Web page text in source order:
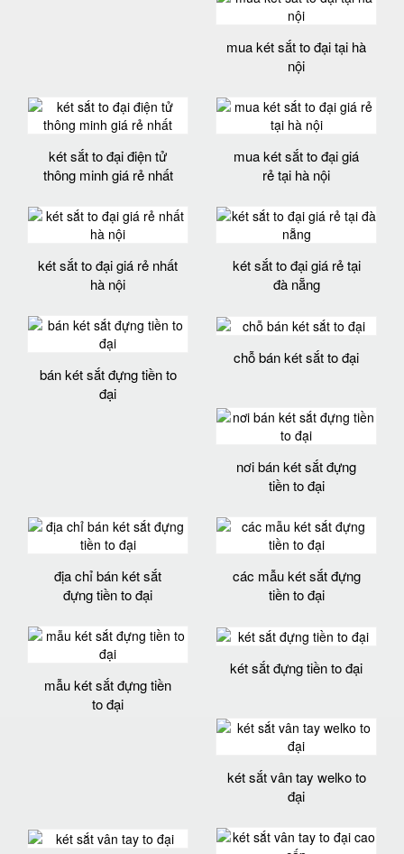
mua két sắt to đại tại hà
nội
két sắt to đại điện tử
thông minh giá rẻ nhất
mua két sắt to đại giá
rẻ tại hà nội
két sắt to đại giá rẻ nhất
hà nội
két sắt to đại giá rẻ tại
đà nẵng
bán két sắt đựng tiền to
đại
chỗ bán két sắt to đại
nơi bán két sắt đựng
tiền to đại
địa chỉ bán két sắt
đựng tiền to đại
các mẫu két sắt đựng
tiền to đại
mẫu két sắt đựng tiền
to đại
két sắt đựng tiền to đại
két sắt vân tay welko to
đại